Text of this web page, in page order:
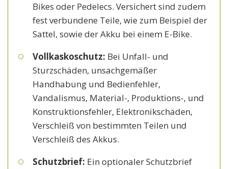
Bikes oder Pedelecs. Versichert sind zudem
fest verbundene Teile, wie zum Beispiel der
Sattel, sowie der Akku bei einem E-Bike.
Vollkaskoschutz: Bei Unfall- und
Sturzschäden, unsachgemäßer
Handhabung und Bedienfehler,
Vandalismus, Material-, Produktions-, und
Konstruktionsfehler, Elektronikschäden,
Verschleiß von bestimmten Teilen und
Verschleiß des Akkus.
Schutzbrief: Ein optionaler Schutzbrief